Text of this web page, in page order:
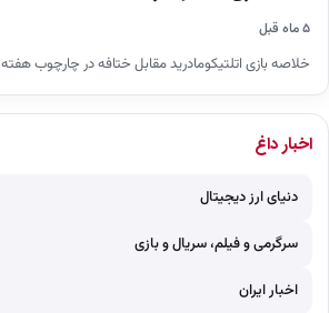
۵ ماه قبل
خلاصه بازی اتلتیکومادرید مقابل ختافه در چارچوب هفته 28 لالیگا فصل 26-2025
اخبار داغ
دنیای ارز دیجیتال
سرگرمی و فیلم، سریال و بازی
اخبار ایران